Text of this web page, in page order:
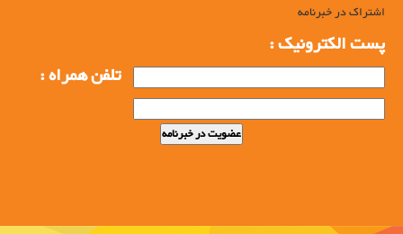
اشتراک در خبرنامه
پست الکترونیک :
تلفن همراه :